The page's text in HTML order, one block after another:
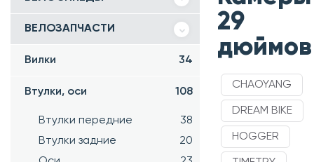
ВЕЛОЗАПЧАСТИ
Вилки 34
Втулки, оси 108
Втулки передние
38
Втулки задние
20
29
дюймов
CHAOYANG
DREAM BIKE
HOGGER